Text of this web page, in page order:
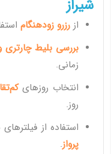
شیراز
از رزرو زودهنگام
بررسی بلیط
زمانی.
انتخاب روزهای
روز.
استفاده از
پرواز.